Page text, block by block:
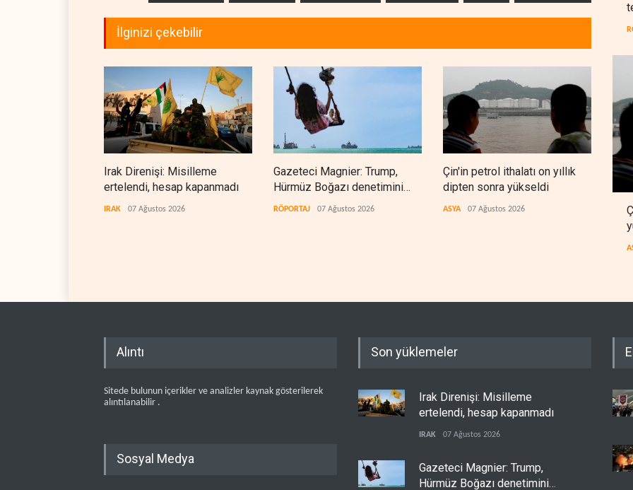
İlginizi çekebilir
Irak Direnişi: Misilleme
ertelendi, hesap kapanmadı
IRAK 07 Ağustos 2026
Gazeteci Magnier: Trump,
Hürmüz Boğazı denetimini
doğrudan İran ve Umman'a
RÖPORTAJ 07 Ağustos 2026
Çin'in petrol ithalatı on yıllık
dipten sonra yükseldi
ASYA 07 Ağustos 2026
Alıntı
Sitede bulunun içerikler ve analizler kaynak gösterilerek
alıntılanabilir .
Sosyal Medya
Son yüklemeler
Irak Direnişi: Misilleme
ertelendi, hesap kapanmadı
IRAK 07 Ağustos 2026
Gazeteci Magnier: Trump,
Hürmüz Boğazı denetimini